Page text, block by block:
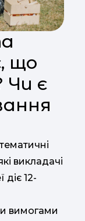
що
Чи є
викладачі
діє 12-
вимогами